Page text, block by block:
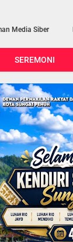
Media Siber
SEREMONI